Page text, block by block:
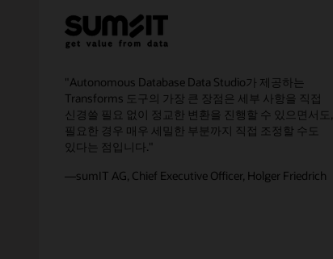
"Autonomous Database Data Studio가 제공하는
Transforms 도구의 가장 큰 장점은 세부 사항을 직접
신경쓸 필요 없이 정교한 변환을 진행할 수 있으면서도,
필요한 경우 매우 세밀한 부분까지 직접 조정할 수도
있다는 점입니다."
—sumIT AG, Chief Executive Officer, Holger Friedrich